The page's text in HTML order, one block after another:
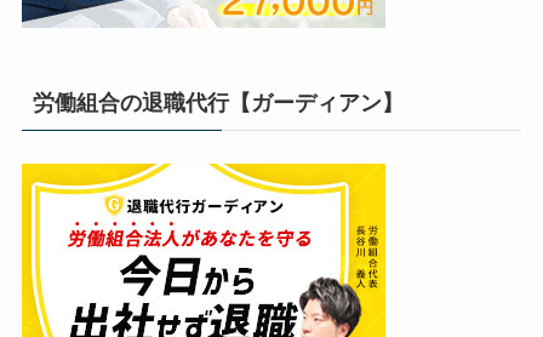
労働組合の退職代行【ガーディアン】